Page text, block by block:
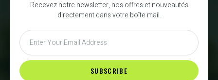
Recevez notre newsletter, nos offres et nouveautés
directement dans votre boîte mail.
SUBSCRIBE